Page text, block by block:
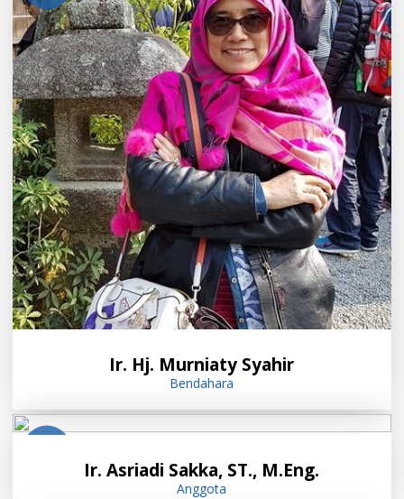
Ir. Hj. Murniaty Syahir
Bendahara
Ir. Asriadi Sakka, ST., M.Eng.
Anggota